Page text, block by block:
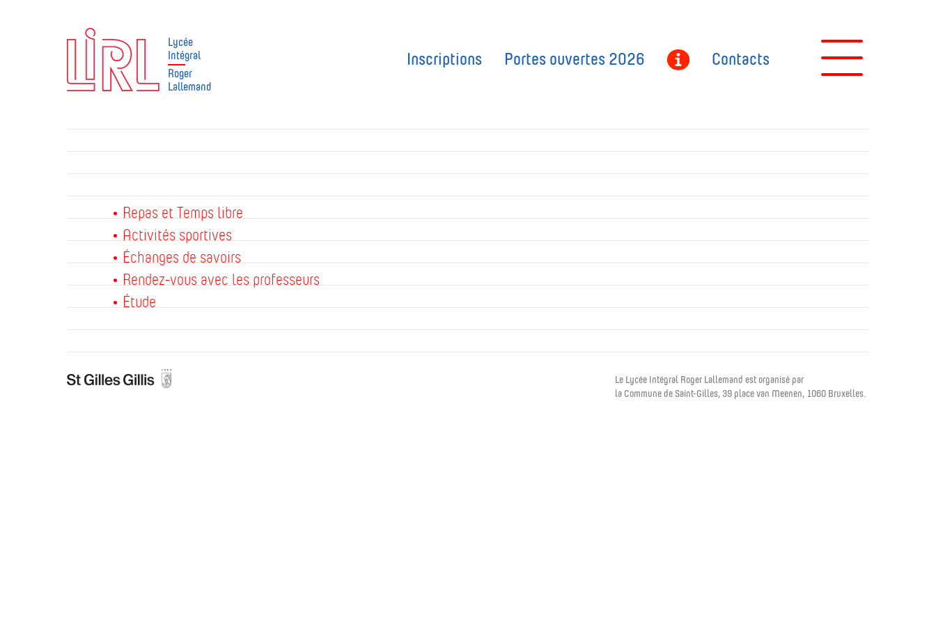
Lycée
Intégral
Roger
Lallemand
Inscriptions Portes ouvertes 2026 Contacts
• Repas et Temps libre
• Activités sportives
• Échanges de savoirs
• Rendez-vous avec les professeurs
• Étude
Le Lycée Intégral Roger Lallemand est organisé par
la Commune de Saint-Gilles, 39 place van Meenen, 1060 Bruxelles.